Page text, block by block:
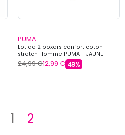
PUMA
Lot de 2 boxers confort coton
stretch Homme PUMA - JAUNE
24,99 €12,99 € 48%
Précédent
1 2